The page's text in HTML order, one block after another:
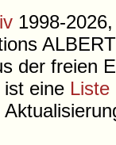
1998-
der freien
ist eine Liste